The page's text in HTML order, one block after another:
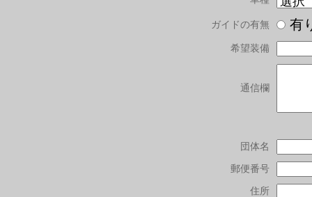
ガイドの有無
希望装備
通信欄
団体名
郵便番号
住所